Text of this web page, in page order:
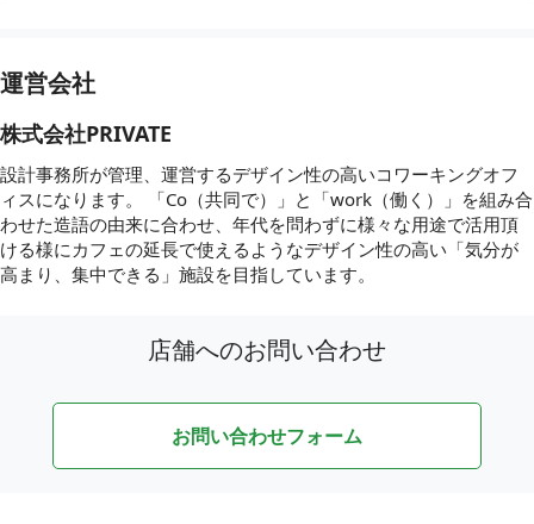
運営会社
株式会社PRIVATE
設計事務所が管理、運営するデザイン性の高いコワーキングオフ
ィスになります。 「Co（共同で）」と「work（働く）」を組み合
わせた造語の由来に合わせ、年代を問わずに様々な用途で活用頂
ける様にカフェの延長で使えるようなデザイン性の高い「気分が
高まり、集中できる」施設を目指しています。
店舗へのお問い合わせ
お問い合わせフォーム